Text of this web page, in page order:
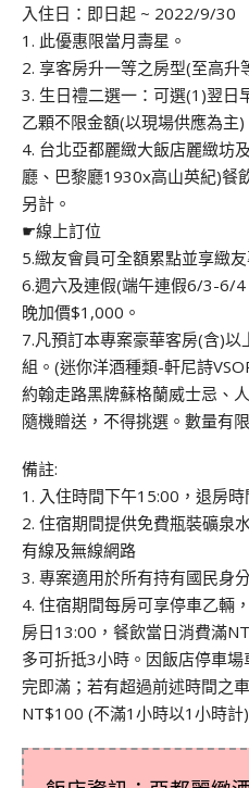
入住日：即日起 ~ 2022/9/30
1. 此優惠限當月壽星。
2. 享客房升一等之房型(至高升
3. 生日禮二選一：可選(1)翌日
乙顆不限金額(以現場供應為主)
4. 台北亞都麗緻大飯店麗緻坊
廳、巴黎廳1930x高山英紀)餐
另計。
☛線上訂位
5.緻友會員可全額累點並享緻
6.週六及連假(端午連假6/3-6/
晚加價$1,000。
7.凡預訂本專案豪華客房(含)以
組。(迷你洋酒種類-軒尼詩
約翰走路黑牌蘇格蘭威士忌、
隨機贈送，不得挑選。數量有
備註:
1. 入住時間下午15:00，退房
2. 住宿期間提供免費瓶裝礦泉
有線及無線網路
3. 專案適用於所有持有國民身
4. 住宿期間每房可享停車乙輛
房日13:00，餐飲當日消費滿
多可折抵3小時。因飯店停車
完即滿；若有超過前述時間之
NT$100 (不滿1小時以1小時計)